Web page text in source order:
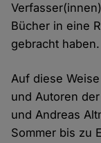
Bücher in eine
gebracht haben.
Auf diese
und Autoren
und Andreas
Sommer bis zu